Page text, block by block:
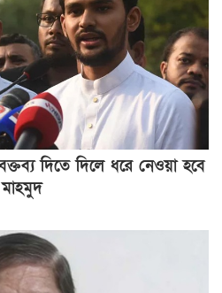
দিতে দিলে ধরে নেওয়া হবে